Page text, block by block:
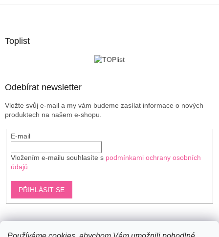
Toplist
Odebírat newsletter
Vložte svůj e-mail a my vám budeme zasílat informace o nových
produktech na našem e-shopu.
E-mail
Vložením e-mailu souhlasíte s podmínkami ochrany osobních
údajů
PŘIHLÁSIT SE